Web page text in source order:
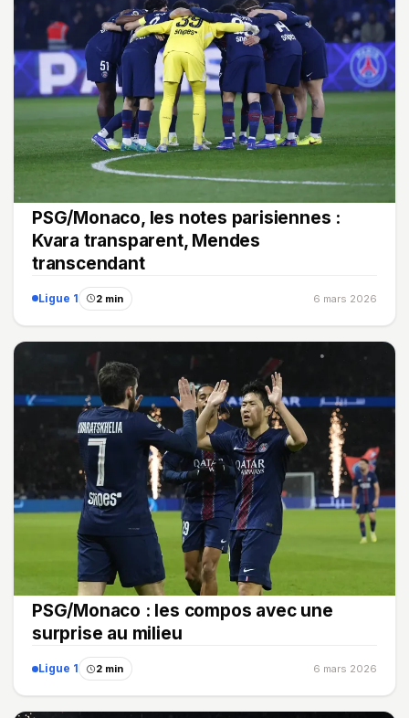
PSG/Monaco, les notes parisiennes :
Kvara transparent, Mendes
transcendant
Ligue 1 2 min 6 mars 2026
PSG/Monaco : les compos avec une
surprise au milieu
Ligue 1 2 min 6 mars 2026